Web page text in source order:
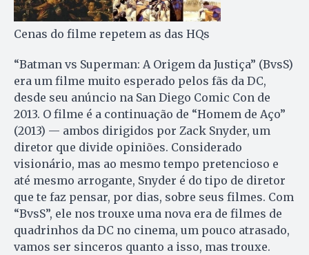
Cenas do filme repetem as das HQs
“Batman vs Superman: A Origem da Justiça” (BvsS)
era um filme muito esperado pelos fãs da DC,
desde seu anúncio na San Diego Comic Con de
2013. O filme é a continuação de “Homem de Aço”
(2013) — ambos dirigidos por Zack Snyder, um
diretor que divide opiniões. Considerado
visionário, mas ao mesmo tempo pretencioso e
até mesmo arrogante, Snyder é do tipo de diretor
que te faz pensar, por dias, sobre seus filmes. Com
“BvsS”, ele nos trouxe uma nova era de filmes de
quadrinhos da DC no cinema, um pouco atrasado,
vamos ser sinceros quanto a isso, mas trouxe.